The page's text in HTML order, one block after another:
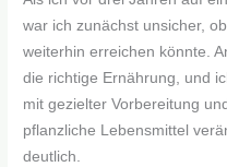
war ich zunächst unsicher,
weiterhin erreichen könnte.
die richtige Ernährung, und
mit gezielter Vorbereitung
pflanzliche Lebensmittel
deutlich.